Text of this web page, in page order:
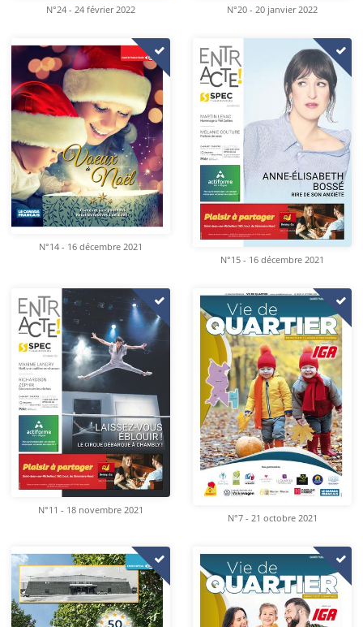
N°24 - 24 février 2022 N°20 - 20 janvier 2022
N°14 - 16 décembre 2021
N°15 - 16 décembre 2021
N°11 - 18 novembre 2021
N°7 - 21 octobre 2021